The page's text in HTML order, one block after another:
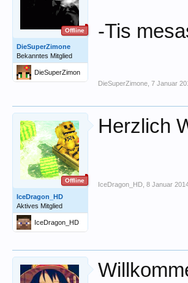
Offline
DieSuperZimone
Bekanntes Mitglied
DieSuperZimon
e
-Tis
DieSuperZimone 7 Januar
Offline
IceDragon_HD
Aktives Mitglied
IceDragon_HD
Herzlich
IceDragon_HD 8 Januar